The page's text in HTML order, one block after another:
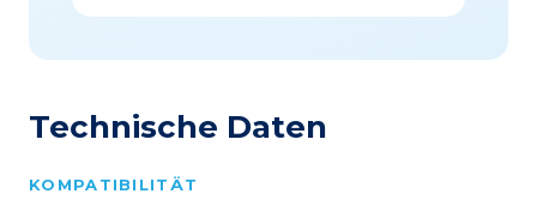
Technische Daten
KOMPATIBILITÄT